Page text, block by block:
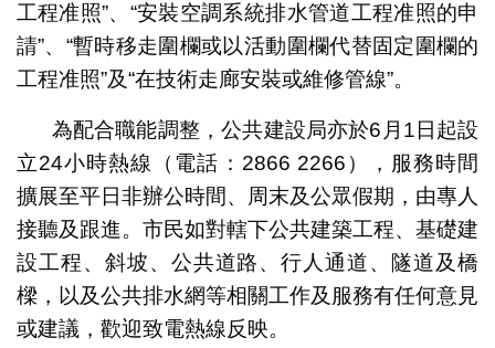
工程准照”、“安裝空調系統排水管道工程准照的申
請”、“暫時移走圍欄或以活動圍欄代替固定圍欄的
工程准照”及“在技術走廊安裝或維修管線”。
為配合職能調整，公共建設局亦於6月1日起設
立24小時熱線（電話：2866 2266），服務時間
擴展至平日非辦公時間、周末及公眾假期，由專人
接聽及跟進。市民如對轄下公共建築工程、基礎建
設工程、斜坡、公共道路、行人通道、隧道及橋
樑，以及公共排水網等相關工作及服務有任何意見
或建議，歡迎致電熱線反映。